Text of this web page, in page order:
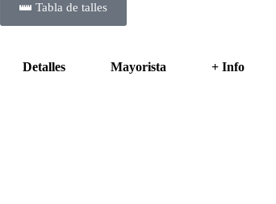
Tabla de talles
Detalles Mayorista + Info